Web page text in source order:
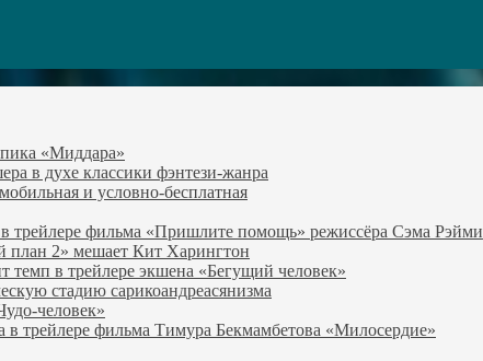
«Миддара»
в духе классики фэнтези-жанра
и условно-бесплатная
трейлере фильма «Пришлите помощь» режиссёра Сэма Рэйми
план 2» мешает Кит Харингтон
в трейлере экшена «Бегущий человек»
стадию сарикоандреасянизма
человек»
трейлере фильма Тимура Бекмамбетова «Милосердие»